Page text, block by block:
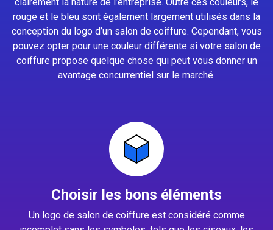
rouge et le bleu sont également largement utilisés dans la
conception du logo d’un salon de coiffure. Cependant, vous
pouvez opter pour une couleur différente si votre salon de
coiffure propose quelque chose qui peut vous donner un
avantage concurrentiel sur le marché.
Choisir les bons éléments
Un logo de salon de coiffure est considéré comme